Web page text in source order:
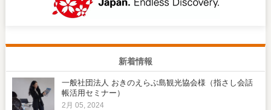
新着情報
一般社団法人 おきのえらぶ島観光協会様（指さし会話
帳活用セミナー）
2月 05, 2024